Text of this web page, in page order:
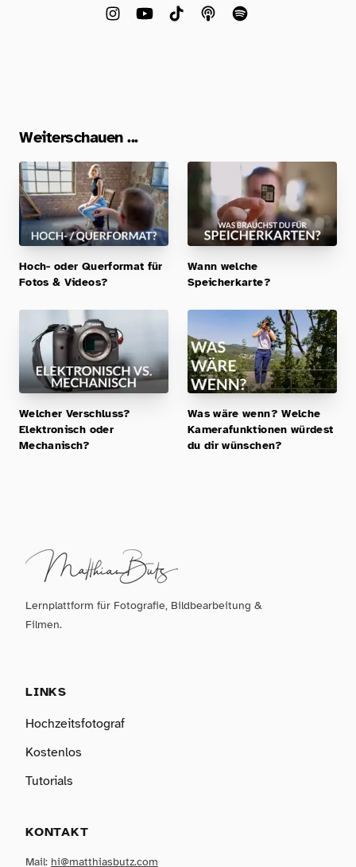
Weiterschauen ...
Hoch- oder Querformat für
Fotos & Videos?
Wann welche
Speicherkarte?
Welcher Verschluss?
Elektronisch oder
Mechanisch?
Was wäre wenn? Welche
Kamerafunktionen würdest
du dir wünschen?
Lernplattform für Fotografie, Bildbearbeitung &
Filmen.
LINKS
Hochzeitsfotograf
Kostenlos
Tutorials
KONTAKT
Mail: hi@matthiasbutz.com